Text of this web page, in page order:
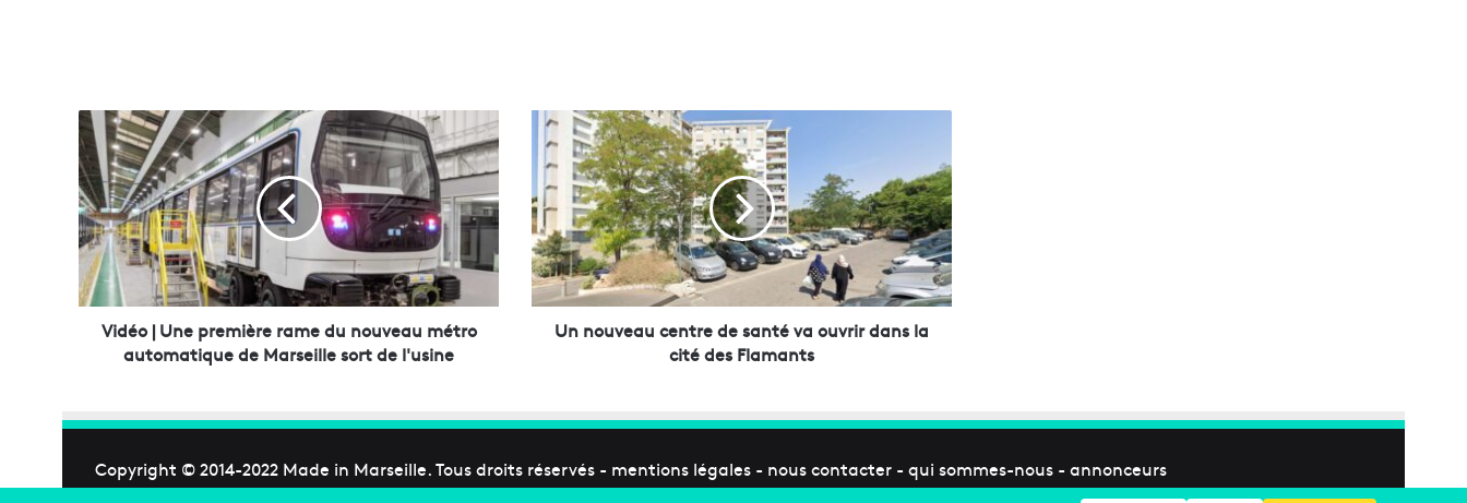
V
i
d
é
o
|
U
n
e
i
e
Vidéo | Une première rame du nouveau métro
automatique de Marseille sort de l'usine
o
u
v
e
a
u
r
d
e
Un nouveau centre de santé va ouvrir dans la
cité des Flamants
Copyright © 2014-2022 Made in Marseille. Tous droits réservés - mentions légales - nous contacter - qui sommes-nous - annonceurs